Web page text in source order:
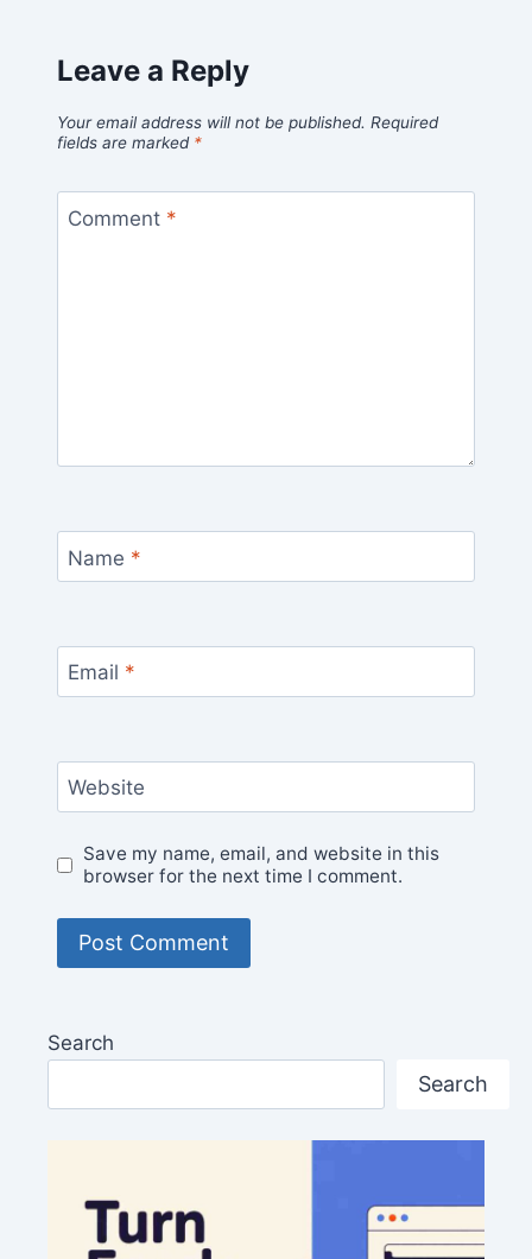
Leave a Reply
Your email address will not be published. Required
fields are marked *
Comment *
Name *
Email *
Website
Save my name, email, and website in this
browser for the next time I comment.
Search
Search